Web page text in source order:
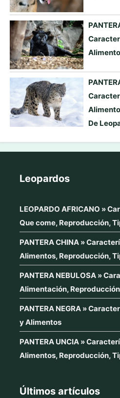
De
Leopardos
LEOPARDO AFRICANO »
Que come, Reproducción,
PANTERA CHINA »
Alimentos, Reproducción,
PANTERA NEBULOSA »
Alimentación,
PANTERA NEGRA »
y Alimentos
PANTERA UNCIA »
Alimentos, Reproducción,
Últimos artículos